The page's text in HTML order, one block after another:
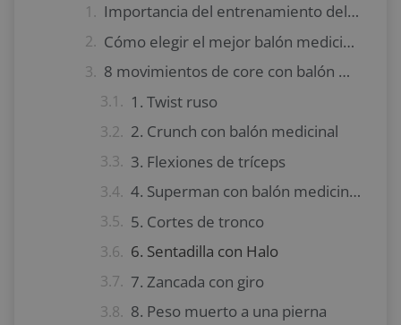
Importancia del entrenamiento del core
Cómo elegir el mejor balón medicinal
8 movimientos de core con balón medicinal
1. Twist ruso
2. Crunch con balón medicinal
3. Flexiones de tríceps
4. Superman con balón medicinal
5. Cortes de tronco
6. Sentadilla con Halo
7. Zancada con giro
8. Peso muerto a una pierna